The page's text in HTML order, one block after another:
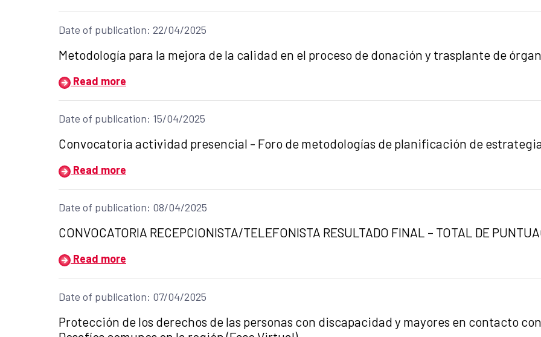
Date of publication: 22/04/2025
Title of the announcement:
Metodología para la mejora de la calidad en el proceso de donación y trasplante de
Read more
Date of publication: 15/04/2025
Title of the announcement:
Convocatoria actividad presencial - Foro de metodologías de planificación de
Read more
Date of publication: 08/04/2025
Title of the announcement:
CONVOCATORIA RECEPCIONISTA/TELEFONISTA RESULTADO FINAL – TOTAL DE
Read more
Date of publication: 07/04/2025
Title of the announcement:
Protección de los derechos de las personas con discapacidad y mayores en contacto